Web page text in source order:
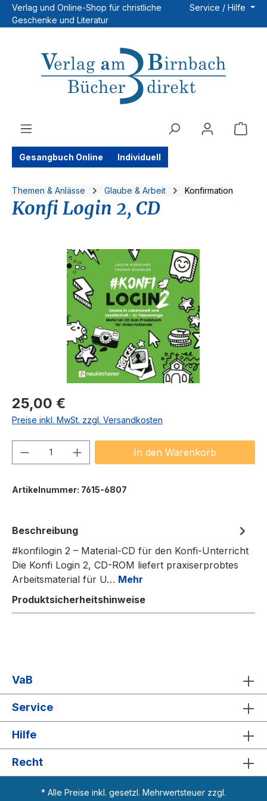
Zum Hauptinhalt springen
Verlag und Online-Shop für christliche
Geschenke und Literatur
Service / Hilfe
Gesangbuch Online Individuell
Themen & Anlässe Glaube & Arbeit Konfirmation
Konfi Login 2, CD
Bildergalerie überspringen
Regulärer Preis:
25,00 €
Preise inkl. MwSt. zzgl. Versandkosten
Produkt Anzahl: Gib denIn den Warenkorb
Artikelnummer: 7615-6807
Beschreibung
#konfilogin 2 – Material-CD für den Konfi-Unterricht
Die Konfi Login 2, CD-ROM liefert praxiserprobtes
Arbeitsmaterial für U… Mehr
Produktsicherheitshinweise
VaB
Service
Hilfe
Recht
* Alle Preise inkl. gesetzl. Mehrwertsteuer zzgl.